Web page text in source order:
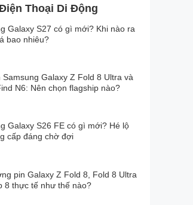
Thoại Di Động
Galaxy S27 có gì mới? Khi nào ra
bao nhiêu?
Samsung Galaxy Z Fold 8 Ultra và
N6: Nên chọn flagship nào?
Galaxy S26 FE có gì mới? Hé lộ
cấp đáng chờ đợi
pin Galaxy Z Fold 8, Fold 8 Ultra
8 thực tế như thế nào?